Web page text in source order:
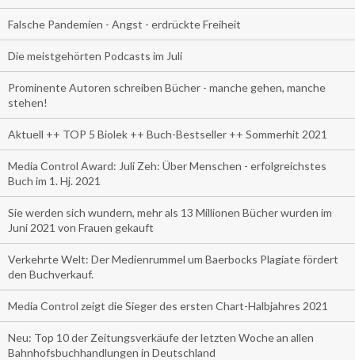
Falsche Pandemien - Angst - erdrückte Freiheit
Die meistgehörten Podcasts im Juli
Prominente Autoren schreiben Bücher - manche gehen, manche
stehen!
Aktuell ++ TOP 5 Biolek ++ Buch-Bestseller ++ Sommerhit 2021
Media Control Award: Juli Zeh: Über Menschen - erfolgreichstes
Buch im 1. Hj. 2021
Sie werden sich wundern, mehr als 13 Millionen Bücher wurden im
Juni 2021 von Frauen gekauft
Verkehrte Welt: Der Medienrummel um Baerbocks Plagiate fördert
den Buchverkauf.
Media Control zeigt die Sieger des ersten Chart-Halbjahres 2021
Neu: Top 10 der Zeitungsverkäufe der letzten Woche an allen
Bahnhofsbuchhandlungen in Deutschland